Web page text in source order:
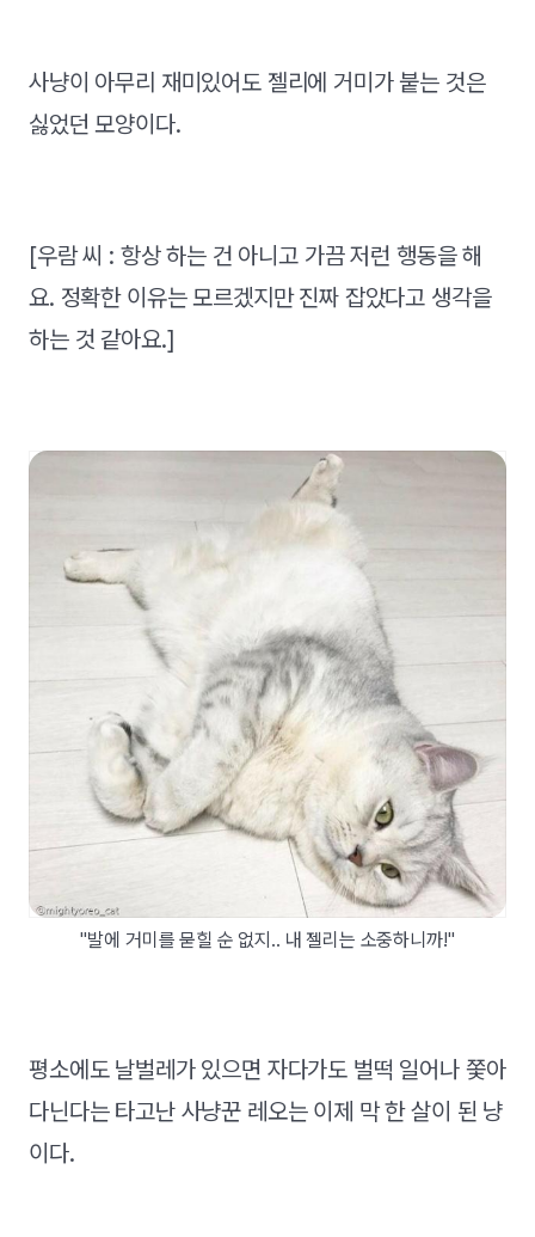
사냥이 아무리 재미있어도 젤리에 거미가 붙는 것은
싫었던 모양이다.
[우람 씨 : 항상 하는 건 아니고 가끔 저런 행동을 해
요. 정확한 이유는 모르겠지만 진짜 잡았다고 생각을
하는 것 같아요.]
"발에 거미를 묻힐 순 없지.. 내 젤리는 소중하니까!"
평소에도 날벌레가 있으면 자다가도 벌떡 일어나 쫓아
다닌다는 타고난 사냥꾼 레오는 이제 막 한 살이 된 냥
이다.